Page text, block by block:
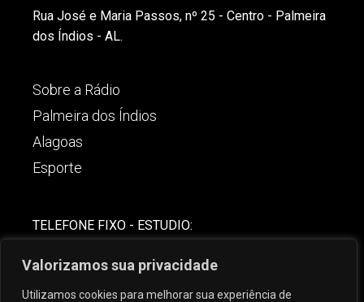
Valorizamos sua privacidade
Utilizamos cookies para melhorar sua experiência de
Rua José e Maria Passos, nº 25 - Centro - Palmeira
dos Índios - AL.
Sobre a Rádio
Palmeira dos Índios
Alagoas
Esporte
TELEFONE FIXO - ESTUDIO: